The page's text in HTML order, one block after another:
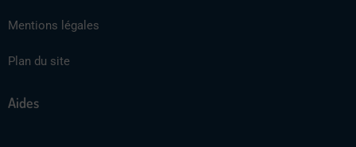
Mentions légales
Plan du site
Aides